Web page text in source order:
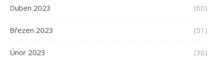
Duben 2023 (60)
Březen 2023 (51)
Únor 2023 (36)